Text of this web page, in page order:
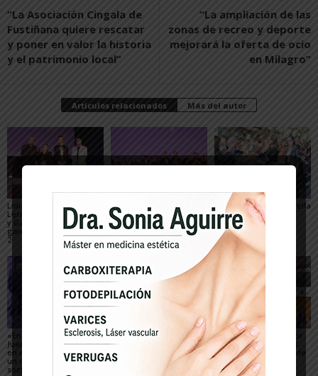
“La Asociación Cingala de
Fustiñana quiere rescatar
y poner en valor la historia
y el patrimonio local”
“La ampliación de las
zonas de recreo y deporte
mejorará la oferta de ocio
en Milagro”
Artículos relacionados Más del autor
Lidia Medina y Álvaro
Lerma, Gabriel Mansilla
y Gael Fernández,
ganadores en el Opera
2
«En los márgenes» copa
el palmarés del Opera
Prima 2022
Letizia ejerce de estrella
en el Festival de Cine
Opera Prima
«En los márgenes»,
Juan Diego Botto debuta
en el largometraje con
un cine de compromiso
social
«Cerdita», el cine de
terror se gana su sitio
en el Festival Opera
Prima
«Vasil», el prometedor
debut de Avelina Prat
encandila al Festival de
Cine Opera Prima